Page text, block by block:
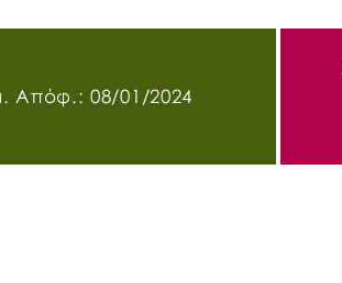
Απόφ.: 08/01/2024